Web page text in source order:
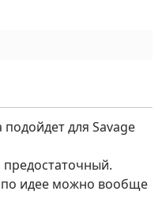
для Savage
по идее можно вообще